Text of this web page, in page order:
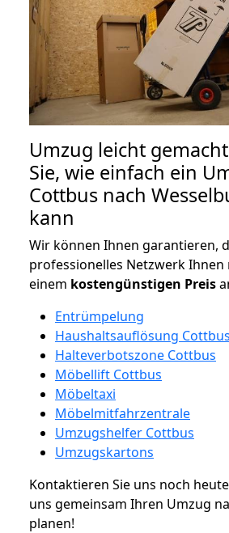
Umzug leicht
Sie, wie einfach ein
Cottbus nach
kann
Wir können Ihnen garantieren,
professionelles Netzwerk Ihnen
einem kostengünstigen Preis
Entrümpelung
Haushaltsauflösung Cottbus
Halteverbotszone Cottbus
Möbellift Cottbus
Möbeltaxi
Möbelmitfahrzentrale
Umzugshelfer Cottbus
Umzugskartons
Kontaktieren Sie uns noch
uns gemeinsam Ihren Umzug
planen!